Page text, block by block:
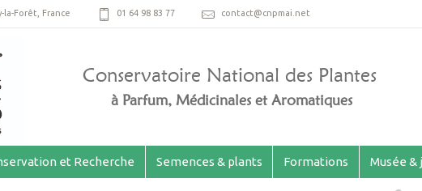
la-Forêt, France 01 64 98 83 77 contact@cnpmai.net
Conservatoire National des Plantes
à Parfum, Médicinales et Aromatiques
et Recherche Semences & plants Formations Musée &